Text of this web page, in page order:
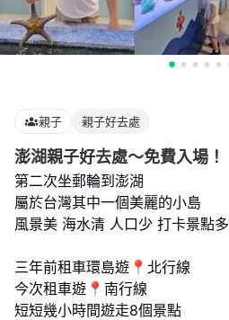
親子 親子好去處
澎湖親子好去處～免費入場！
第二次坐郵輪到澎湖
屬於台灣其中一個美麗的小島
風景美 海水清 人口少 打卡景點多
三年前租車環島遊📍北行線
今次租車遊📍南行線
短短幾小時間遊走8個景點